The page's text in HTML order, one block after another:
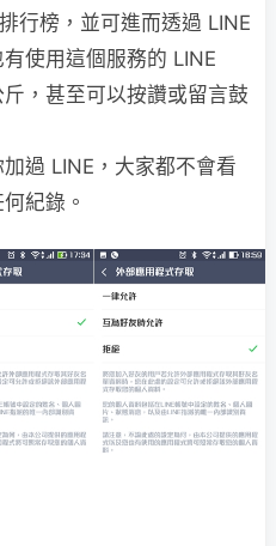
行榜，並可進而透過 LINE
使用這個服務的 LINE
，甚至可以按讚或留言鼓
過 LINE，大家都不會看
紀錄。